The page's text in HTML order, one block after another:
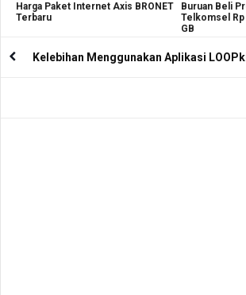
Harga Paket Internet Axis BRONET
Terbaru
Buruan Beli
Telkomsel Rp
GB
Kelebihan Menggunakan Aplikasi